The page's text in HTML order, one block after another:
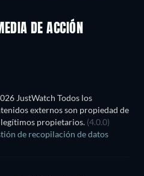
DE ACCIÓN
JustWatch Todos los
externos son propiedad de
legítimos propietarios. (4.0.0)
de recopilación de datos